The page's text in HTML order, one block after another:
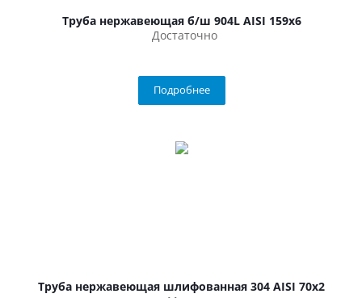
Труба нержавеющая б/ш 904L AISI 159х6
Достаточно
Подробнее
Труба нержавеющая шлифованная 304 AISI 70х2